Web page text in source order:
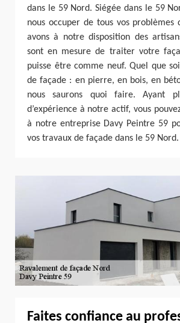
dans le 59 Nord. Siégée dans le 59
nous occuper de tous vos problèmes
avons à notre disposition des
sont en mesure de traiter votre
puisse être comme neuf. Quel que
de façade : en pierre, en bois, en
nous saurons quoi faire. Ayant
d’expérience à notre actif, vous
à notre entreprise Davy Peintre 59
vos travaux de façade dans le 59 Nord.
Faites confiance au